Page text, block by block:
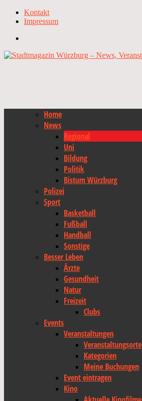
Kontakt
Impressum
Home
News
Regional
Uni
Bildung
Politik
Bistum Würzburg
Polizei
Sport
Basketball
Fußball
Handball
Sonstige
Besser Leben
Ärzte
Gesundheit
Natur
Freizeit
Clubs
Events
Veranstaltungen
Veranstaltungsorte
Kategorien
Meine Buchungen
Event eintragen
Kino